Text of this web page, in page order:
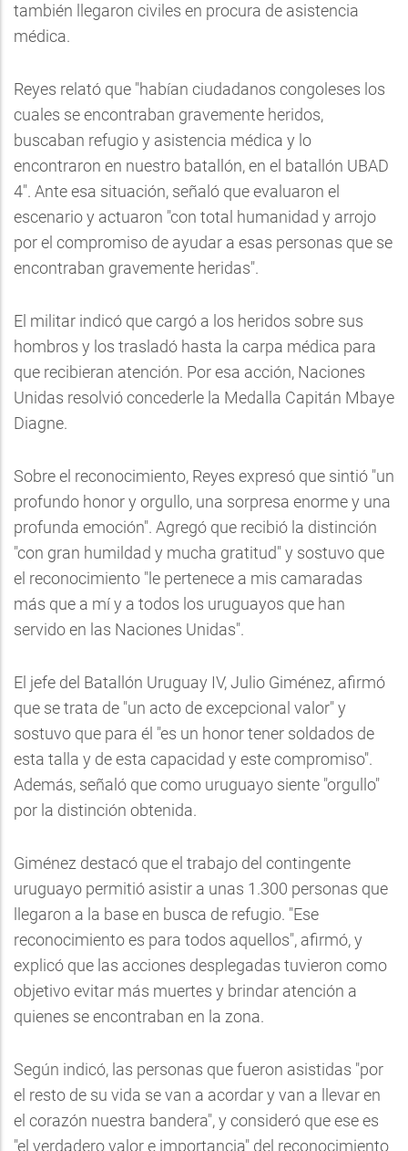
también llegaron civiles en procura de asistencia
médica.
Reyes relató que "habían ciudadanos congoleses los
cuales se encontraban gravemente heridos,
buscaban refugio y asistencia médica y lo
encontraron en nuestro batallón, en el batallón UBAD
4". Ante esa situación, señaló que evaluaron el
escenario y actuaron "con total humanidad y arrojo
por el compromiso de ayudar a esas personas que se
encontraban gravemente heridas".
El militar indicó que cargó a los heridos sobre sus
hombros y los trasladó hasta la carpa médica para
que recibieran atención. Por esa acción, Naciones
Unidas resolvió concederle la Medalla Capitán Mbaye
Diagne.
Sobre el reconocimiento, Reyes expresó que sintió "un
profundo honor y orgullo, una sorpresa enorme y una
profunda emoción". Agregó que recibió la distinción
"con gran humildad y mucha gratitud" y sostuvo que
el reconocimiento "le pertenece a mis camaradas
más que a mí y a todos los uruguayos que han
servido en las Naciones Unidas".
El jefe del Batallón Uruguay IV, Julio Giménez, afirmó
que se trata de "un acto de excepcional valor" y
sostuvo que para él "es un honor tener soldados de
esta talla y de esta capacidad y este compromiso".
Además, señaló que como uruguayo siente "orgullo"
por la distinción obtenida.
Giménez destacó que el trabajo del contingente
uruguayo permitió asistir a unas 1.300 personas que
llegaron a la base en busca de refugio. "Ese
reconocimiento es para todos aquellos", afirmó, y
explicó que las acciones desplegadas tuvieron como
objetivo evitar más muertes y brindar atención a
quienes se encontraban en la zona.
Según indicó, las personas que fueron asistidas "por
el resto de su vida se van a acordar y van a llevar en
el corazón nuestra bandera", y consideró que ese es
"el verdadero valor e importancia" del reconocimiento